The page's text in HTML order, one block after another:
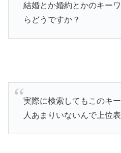
結婚とか婚約とかのキー
らどうですか？
実際に検索してもこのキ
人あまりいないんで上位